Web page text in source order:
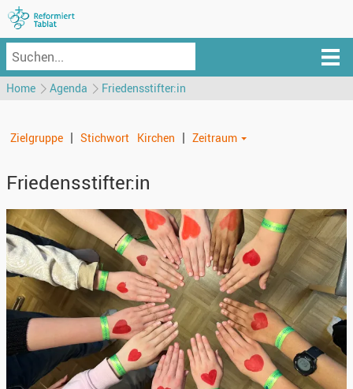
Home Agenda Friedensstifter:in
Zielgruppe | Stichwort Kirchen | Zeitraum
Friedensstifter:in